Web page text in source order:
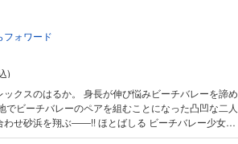
フォワード
)
クスのはるか。 身長が伸び悩みビーチバレーを諦め
でビーチバレーのペアを組むことになった凸凹な二人
わせ砂浜を翔ぶ――!! ほとばしる ビーチバレー少女達
!!